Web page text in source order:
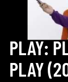
PLAY:
PLAY